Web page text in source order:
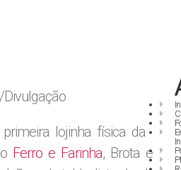
lojinha física da
Ferro e Farinha, Brota e